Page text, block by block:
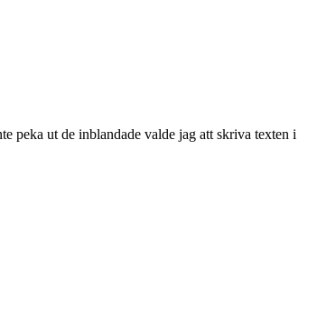
peka ut de inblandade valde jag att skriva texten i